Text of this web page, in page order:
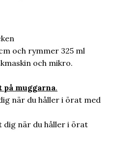
och rymmer 325 ml
och mikro.
muggarna.
när du håller i örat med
dig när du håller i örat